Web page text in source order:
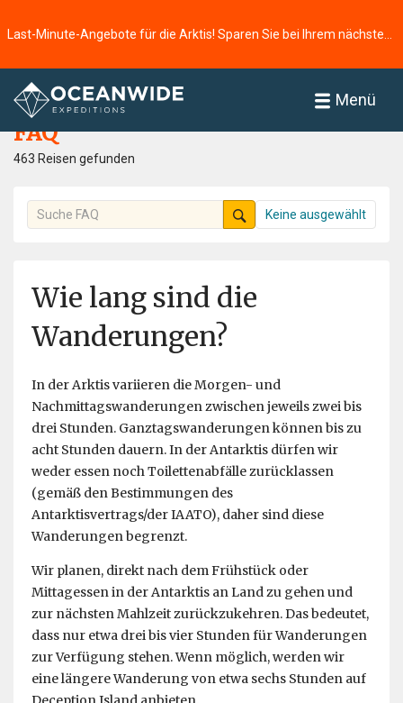
Menü
Startseite
FAQ
463 Reisen gefunden
Keine ausgewählt
Wie lang sind die
Wanderungen?
In der Arktis variieren die Morgen- und
Nachmittagswanderungen zwischen jeweils zwei bis
drei Stunden. Ganztagswanderungen können bis zu
acht Stunden dauern. In der Antarktis dürfen wir
weder essen noch Toilettenabfälle zurücklassen
(gemäß den Bestimmungen des
Antarktisvertrags/der IAATO), daher sind diese
Wanderungen begrenzt.
Wir planen, direkt nach dem Frühstück oder
Mittagessen in der Antarktis an Land zu gehen und
zur nächsten Mahlzeit zurückzukehren. Das bedeutet,
dass nur etwa drei bis vier Stunden für Wanderungen
zur Verfügung stehen. Wenn möglich, werden wir
eine längere Wanderung von etwa sechs Stunden auf